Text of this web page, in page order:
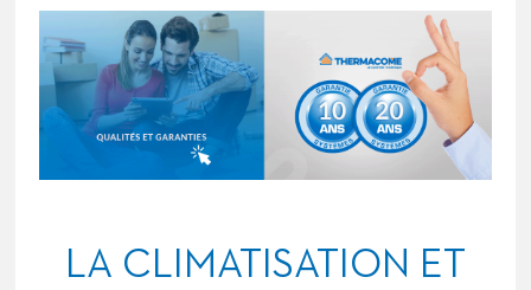
LA CLIMATISATION ET